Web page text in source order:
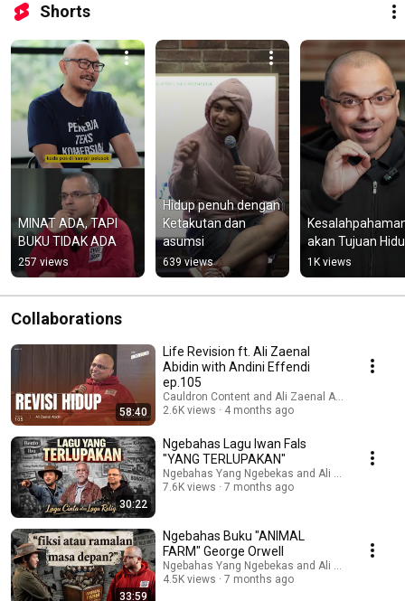
Shorts
MINAT ADA, TAPI
BUKU TIDAK ADA
257 views
Hidup penuh dengan
Ketakutan dan
asumsi
639 views
akan Tujuan
1K views
Collaborations
58:40
Life Revision ft. Ali Zaenal
Abidin with Andini Effendi
ep.105
Cauldron Content and Ali Zaenal Abidin
2.6K views
4 months ago
30:22
Ngebahas Lagu Iwan Fals
"YANG TERLUPAKAN"
Ngebahas Yang Ngebekas and Ali Zaenal Abidin
7.6K views
7 months ago
33:59
Ngebahas Buku "ANIMAL
FARM" George Orwell
Ngebahas Yang Ngebekas and Ali Zaenal Abidin
4.5K views
7 months ago